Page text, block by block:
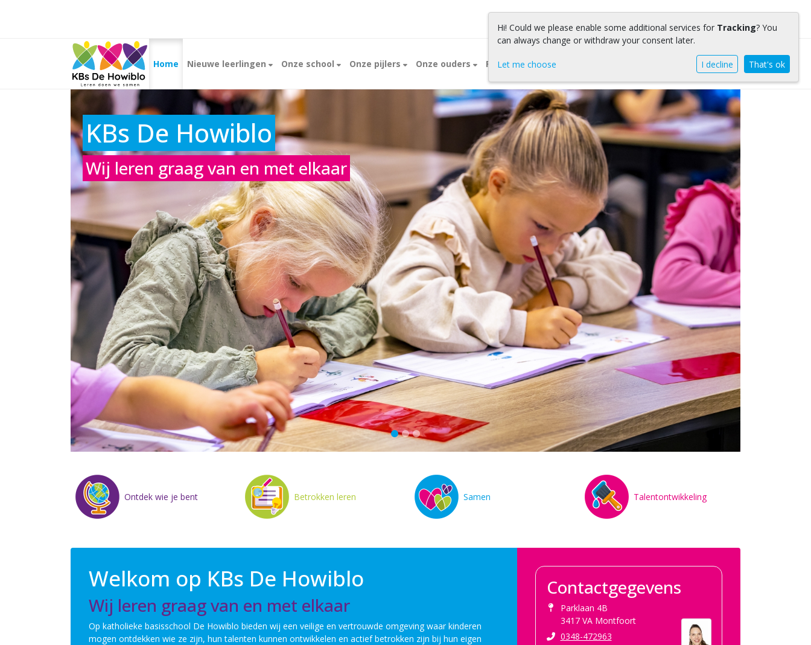
Home Nieuwe leerlingen Onze school Onze pijlers Onze ouders Praktische info
Basisschool KBs De Howiblo
Leren doen we samen
KBs De Howiblo
Wij leren graag van en met elkaar
Ontdek wie je bent Betrokken leren Samen Talentontwikkeling
Welkom op KBs De Howiblo
Wij leren graag van en met elkaar
Op katholieke basisschool De Howiblo bieden wij een veilige en vertrouwde omgeving waar kinderen
mogen ontdekken wie ze zijn, hun talenten kunnen ontwikkelen en actief betrokken zijn bij hun eigen
Contactgegevens
Parklaan 4B
3417 VA Montfoort
0348-472963
Hi! Could we please enable some additional services for Tracking? You
can always change or withdraw your consent later.
Let me choose I decline That's ok